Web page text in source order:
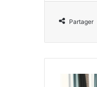
Partager